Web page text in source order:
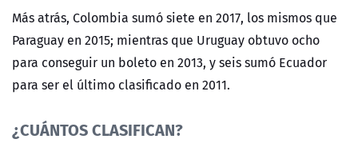
Más atrás, Colombia sumó siete en 2017, los mismos que
Paraguay en 2015; mientras que Uruguay obtuvo ocho
para conseguir un boleto en 2013, y seis sumó Ecuador
para ser el último clasificado en 2011.
¿CUÁNTOS CLASIFICAN?